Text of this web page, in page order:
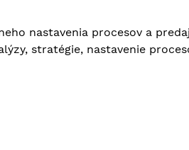
nastavenia procesov a
stratégie, nastavenie